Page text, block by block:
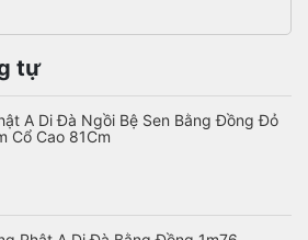
tự
A Di Đà Ngồi Bệ Sen Bằng Đồng Đỏ
Cổ Cao 81Cm